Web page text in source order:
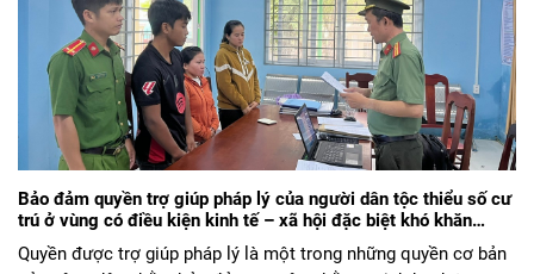
Bảo đảm quyền trợ giúp pháp lý của người dân tộc thiểu số cư
trú ở vùng có điều kiện kinh tế – xã hội đặc biệt khó khăn
trong công tác điều tra
Quyền được trợ giúp pháp lý là một trong những quyền cơ bản